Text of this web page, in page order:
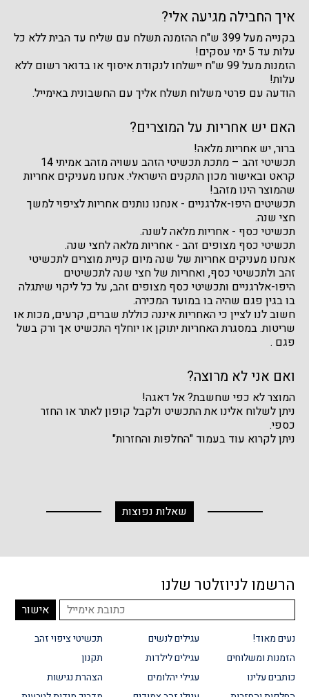
איך החבילה מגיעה אלי?
בקנייה מעל 399 ש"ח ההזמנה תשלח עם שליח עד הבית ללא כל
עלות עד 5 ימי עסקים!
הזמנות מעל 99 ש"ח יישלחו לנקודת איסוף או בדואר רשום ללא
עלות!
הודעה עם פרטי משלוח תשלח אליך עם החשבונית באימייל.
האם יש אחריות על המוצרים?
ברור, יש אחריות מלאה!
תכשיטי זהב – מתכת תכשיטי הזהב עשויה מזהב אמיתי 14
קראט ובאישור מכון התקנים הישראלי. אנחנו מעניקים אחריות
שהמוצר הינו מזהב!
תכשיטים היפו-אלרגניים - אנחנו נותנים אחריות לציפוי למשך
חצי שנה.
תכשיטי כסף - אחריות מלאה לשנה.
תכשיטי כסף מצופים זהב - אחריות מלאה לחצי שנה.
אנחנו מעניקים אחריות של שנה מיום קניית מוצרים לתכשיטי
זהב ולתכשיטי כסף, ואחריות של חצי שנה לתכשיטים
היפו-אלרגניים ותכשיטי כסף מצופים זהב, על כל ליקוי שיתגלה
בו בגין פגם שהיה בו במועד המכירה.
חשוב לנו לציין כי האחריות איננה כוללת שברים, קרעים, מכות או
שריטות. במסגרת האחריות יתוקן או יוחלף התכשיט אך ורק בשל
פגם .
ואם אני לא מרוצה?
המוצר לא כפי שחשבת? אל דאגה!
ניתן לשלוח אלינו את התכשיט ולקבל קופון לאתר או החזר
כספי.
ניתן לקרוא עוד בעמוד "החלפות והחזרות"
שאלות נפוצות
הרשמו לניוזלטר שלנו
נעים מאוד!
הזמנות ומשלוחים
כותבים עלינו
עגילים לנשים
עגילים לילדות
עגילי יהלומים
תכשיטי ציפוי זהב
תקנון
הצהרת נגישות